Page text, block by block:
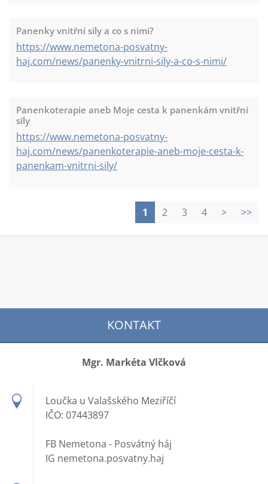
Panenky vnitřní síly a co s nimi?
https://www.nemetona-posvatny-
haj.com/news/panenky-vnitrni-sily-a-co-s-nimi/
Panenkoterapie aneb Moje cesta k panenkám vnitřní
síly
https://www.nemetona-posvatny-
haj.com/news/panenkoterapie-aneb-moje-cesta-k-
panenkam-vnitrni-sily/
1 2 3 4 > >>
KONTAKT
Mgr. Markéta Vlčková
Loučka u Valašského Meziříčí
IČO: 07443897
FB Nemetona - Posvátný háj
IG nemetona.posvatny.haj